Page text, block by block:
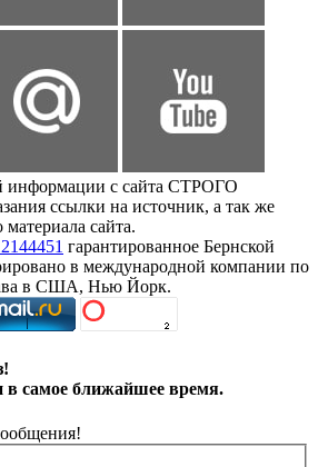
информации с сайта СТРОГО
ссылки на источник, а так же
сайта.
гарантированное Бернской
в международной компании по
в США, Нью Йорк.
самое ближайшее время.